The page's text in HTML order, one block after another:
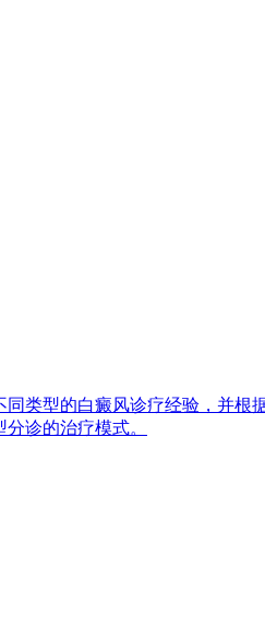
类型的白癜风诊疗经验，并
诊的治疗模式。